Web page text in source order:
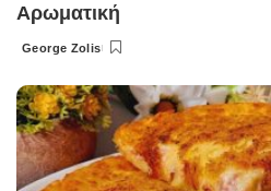
Αρωματική
Posted
George Zolis